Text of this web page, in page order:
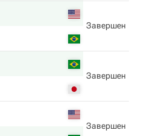
Завершен
Завершен
Завершен